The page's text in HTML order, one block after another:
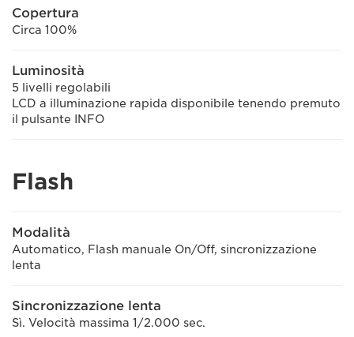
Copertura
Circa 100%
Luminosità
5 livelli regolabili
LCD a illuminazione rapida disponibile tenendo premuto
il pulsante INFO
Flash
Modalità
Automatico, Flash manuale On/Off, sincronizzazione
lenta
Sincronizzazione lenta
Sì. Velocità massima 1/2.000 sec.